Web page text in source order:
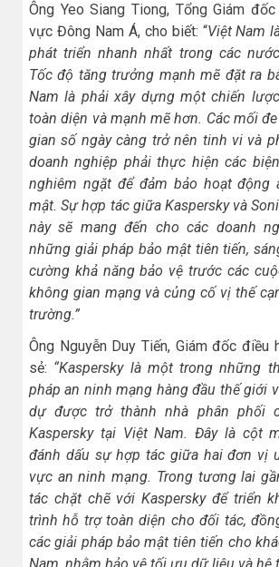
Ông Yeo Siang Tiong, Tổng Giám
vực Đông Nam Á, cho biết: “Việt Nam
phát triển nhanh nhất trong các
Tốc độ tăng trưởng mạnh mẽ đặt ra
Nam là phải xây dựng một chiến
toàn diện và mạnh mẽ hơn. Các mối
gian số ngày càng trở nên tinh vi và
doanh nghiệp phải thực hiện các
nghiêm ngặt để đảm bảo hoạt động
mật. Sự hợp tác giữa Kaspersky và
này sẽ mang đến cho các doanh
những giải pháp bảo mật tiên tiến,
cường khả năng bảo vệ trước các
không gian mạng và củng cố vị thế
trường.”
Ông Nguyễn Duy Tiến, Giám đốc điều
sẻ: “Kaspersky là một trong những
pháp an ninh mạng hàng đầu thế giới
dự được trở thành nhà phân phối
Kaspersky tại Việt Nam. Đây là cột
đánh dấu sự hợp tác giữa hai đơn vị
vực an ninh mạng. Trong tương lai
tác chặt chẽ với Kaspersky để triển
trình hỗ trợ toàn diện cho đối tác,
các giải pháp bảo mật tiên tiến cho